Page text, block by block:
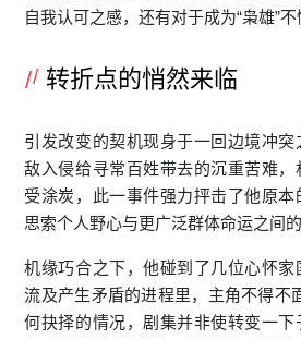
自我认可之感，还有对于成为“枭雄”不
转折点的悄然来临
引发改变的契机现身于一回边境冲
敌入侵给寻常百姓带去的沉重苦难
受涂炭，此一事件强力抨击了他原
思索个人野心与更广泛群体命运之间的
机缘巧合之下，他碰到了几位心怀
流及产生矛盾的进程里，主角不得不
何抉择的情况，剧集并非使转变一